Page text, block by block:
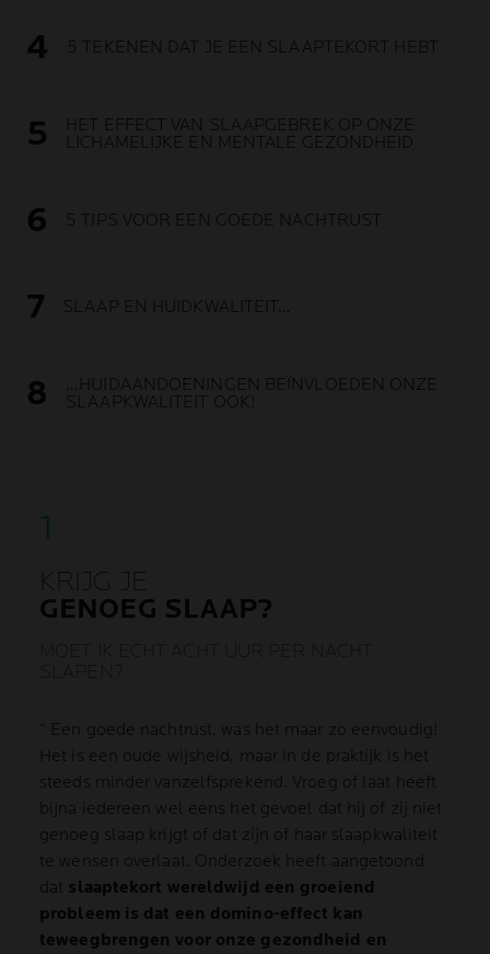
5 TEKENEN DAT JE EEN SLAAPTEKORT HEBT
HET EFFECT VAN SLAAPGEBREK OP ONZE
LICHAMELIJKE EN MENTALE GEZONDHEID
5 TIPS VOOR EEN GOEDE NACHTRUST
SLAAP EN HUIDKWALITEIT…
…HUIDAANDOENINGEN BEÏNVLOEDEN ONZE
SLAAPKWALITEIT OOK!
KRIJG JE
GENOEG SLAAP?
“ Een goede nachtrust, was het maar zo eenvoudig!
Het is een oude wijsheid, maar in de praktijk is het
steeds minder vanzelfsprekend. Vroeg of laat heeft
bijna iedereen wel eens het gevoel dat hij of zij niet
genoeg slaap krijgt of dat zijn of haar slaapkwaliteit
te wensen overlaat. Onderzoek heeft aangetoond
dat slaaptekort wereldwijd een groeiend
probleem is dat een domino-effect kan
teweegbrengen voor onze gezondheid en